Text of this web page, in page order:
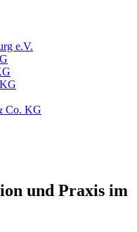
und Praxis im